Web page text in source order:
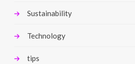
Sustainability
Technology
tips